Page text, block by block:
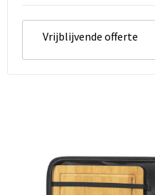
Vrijblijvende offerte